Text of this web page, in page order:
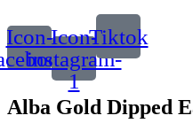
Icon-Icon-
instagram-
1
Tiktok
Alba Gold Dipped